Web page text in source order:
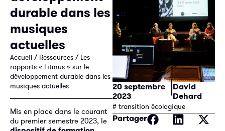
durable dans les
musiques
actuelles
Accueil / Ressources / Les
rapports « Litmus » sur le
développement durable dans les
musiques actuelles
Mis en place dans le courant
du premier semestre 2023, le
20 septembre
2023
|David
Dehard
# transition écologique
Partager